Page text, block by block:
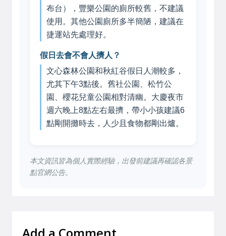
布台），豐樂公園的廁所較舊，不建議
使用。其他公園廁所多半簡陋，建議在
捷運站先處理好。
假日去會不會人擠人？
文心森林公園和秋紅谷假日人潮較多，
尤其下午3點後。舊社公園、松竹公
園、櫻花兒童公園相對清幽。大慶夜市
週六晚上8點左右最擠，帶小小孩建議6
點剛開攤時去，人少且食物都剛出爐。
本文資訊皆為個人實際經驗，出發前建議再確認各景
點官網公告。